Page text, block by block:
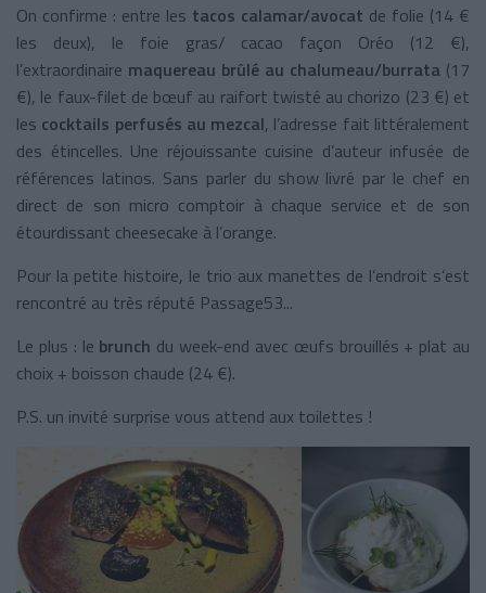
On confirme : entre les tacos calamar/avocat de folie (14 €
les deux), le foie gras/ cacao façon Oréo (12 €),
l’extraordinaire maquereau brûlé au chalumeau/burrata (17
€), le faux-filet de bœuf au raifort twisté au chorizo (23 €) et
les cocktails perfusés au mezcal, l’adresse fait littéralement
des étincelles. Une réjouissante cuisine d’auteur infusée de
références latinos. Sans parler du show livré par le chef en
direct de son micro comptoir à chaque service et de son
étourdissant cheesecake à l’orange.
Pour la petite histoire, le trio aux manettes de l’endroit s’est
rencontré au très réputé Passage53...
Le plus : le brunch du week-end avec œufs brouillés + plat au
choix + boisson chaude (24 €).
P.S. un invité surprise vous attend aux toilettes !